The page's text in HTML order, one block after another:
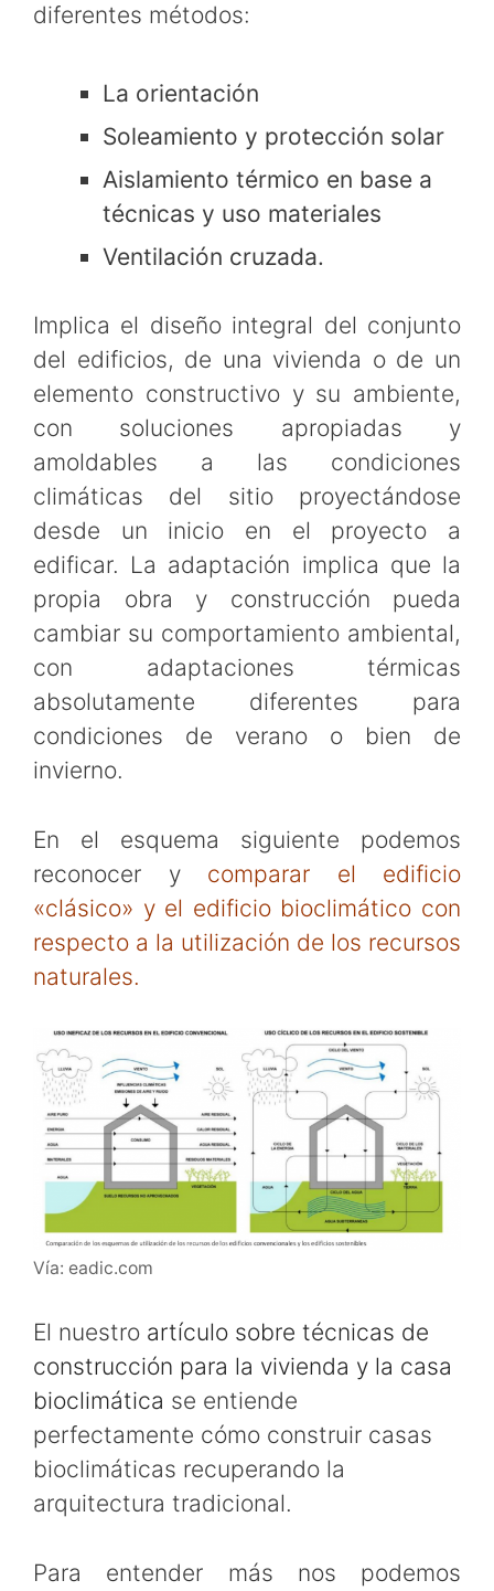
diferentes métodos:
La orientación
Soleamiento y protección solar
Aislamiento térmico en base a
técnicas y uso materiales
Ventilación cruzada.
Implica el diseño integral del conjunto
del edificios, de una vivienda o de un
elemento constructivo y su ambiente,
con soluciones apropiadas y
amoldables a las condiciones
climáticas del sitio proyectándose
desde un inicio en el proyecto a
edificar. La adaptación implica que la
propia obra y construcción pueda
cambiar su comportamiento ambiental,
con adaptaciones térmicas
absolutamente diferentes para
condiciones de verano o bien de
invierno.
En el esquema siguiente podemos
reconocer y comparar el edificio
«clásico» y el edificio bioclimático con
respecto a la utilización de los recursos
naturales.
Vía: eadic.com
El nuestro artículo sobre técnicas de
construcción para la vivienda y la casa
bioclimática se entiende
perfectamente cómo construir casas
bioclimáticas recuperando la
arquitectura tradicional.
Para entender más nos podemos